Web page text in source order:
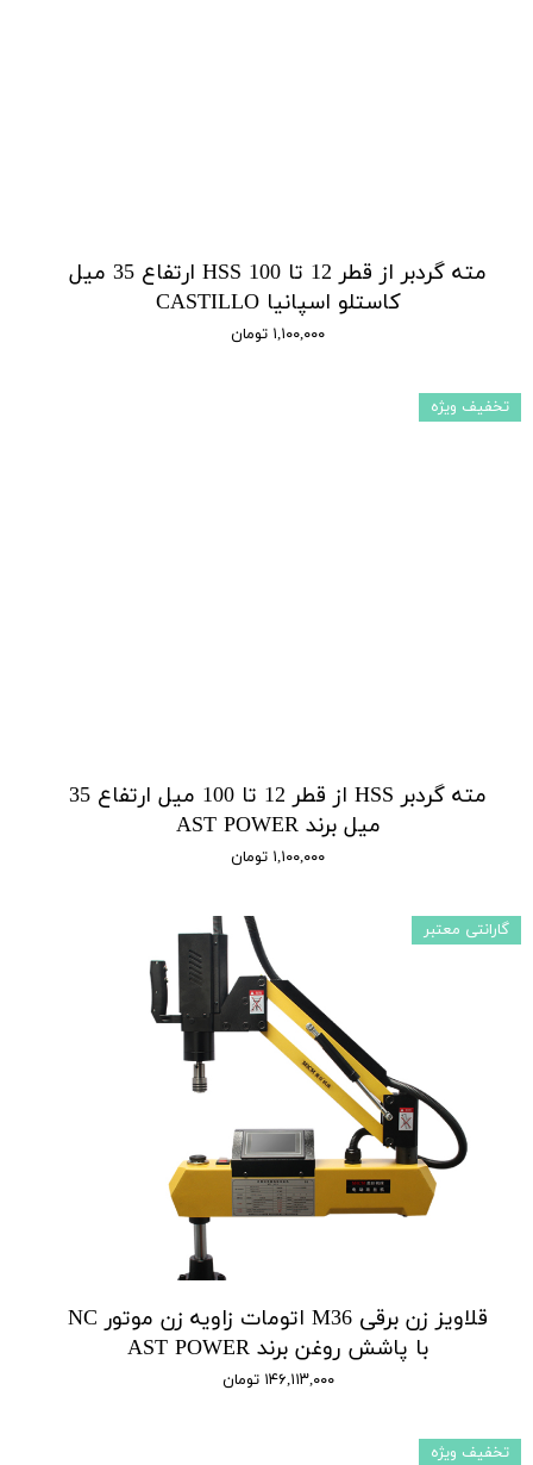
مته گردبر از قطر 12 تا 100 HSS ارتفاع 35 میل
کاستلو اسپانیا CASTILLO
۱,۱۰۰,۰۰۰ تومان
مته گردبر HSS از قطر 12 تا 100 میل ارتفاع 35
میل برند AST POWER
۱,۱۰۰,۰۰۰ تومان
تخفیف ویژه
قلاویز زن برقی M36 اتومات زاویه زن موتور NC
با پاشش روغن برند AST POWER
۱۴۶,۱۱۳,۰۰۰ تومان
گارانتی معتبر
تخفیف ویژه